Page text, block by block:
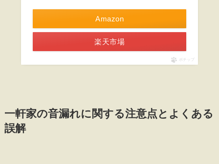
Amazon
楽天市場
ポチップ
一軒家の音漏れに関する注意点とよくある
誤解